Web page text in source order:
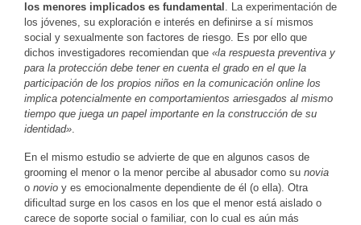
los menores implicados es fundamental . La experimentación de
los jóvenes, su exploración e interés en definirse a sí mismos
social y sexualmente son factores de riesgo. Es por ello que
dichos investigadores recomiendan que «la respuesta preventiva y
para la protección debe tener en cuenta el grado en el que la
participación de los propios niños en la comunicación online los
implica potencialmente en comportamientos arriesgados al mismo
tiempo que juega un papel importante en la construcción de su
identidad».
En el mismo estudio se advierte de que en algunos casos de
grooming el menor o la menor percibe al abusador como su novia
o novio y es emocionalmente dependiente de él (o ella). Otra
dificultad surge en los casos en los que el menor está aislado o
carece de soporte social o familiar, con lo cual es aún más